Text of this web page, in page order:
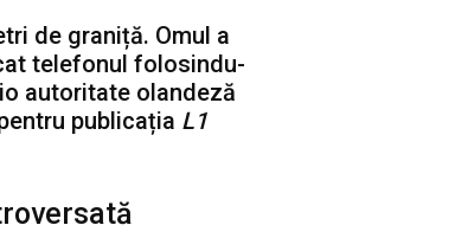
de graniță. Omul a
telefonul folosindu-
autoritate olandeză
publicația L1